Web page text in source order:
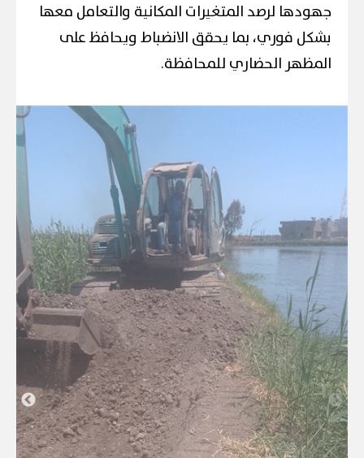
جهودها لرصد المتغيرات المكانية والتعامل معها
بشكل فوري، بما يحقق الانضباط ويحافظ على
المظهر الحضاري للمحافظة.